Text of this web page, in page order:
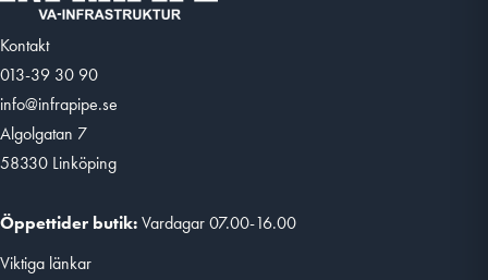
Kontakt
013-39 30 90
info@infrapipe.se
Algolgatan 7
58330 Linköping
Öppettider butik:Vardagar 07.00-16.00
Viktiga länkar